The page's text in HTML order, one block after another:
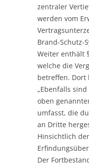
zentraler
werden vom
Brand-Schutz-
Weiter enthält
welche die
betreffen. Dort
„Ebenfalls
oben
umfasst, die
an Dritte
Hinsichtlich
Der